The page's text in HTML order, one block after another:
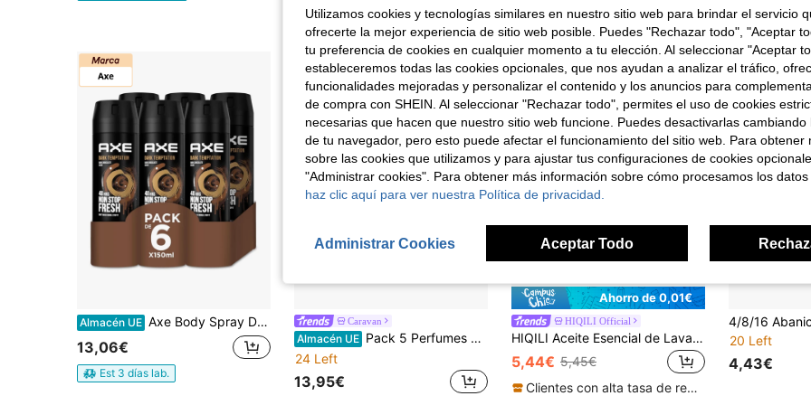
4-5 días hábiles
4-5 días
Almacén UE Axe Body Spray Dark Temptation Pack 6x150ml
13,06€
Est 3 días lab.
Caravan
Almacén UE Pack 5 Perfumes o Individual Mujer Saphir Spectrum Eau de Parfum 200 ml, Fragancia Floral, Larga Duración con Vaporizador, Ideal para Uso Diario y Regalo para Mujer
24 Left
13,95€
Ahorro de 0,01€
HIQILI Official
HIQILI Aceite Esencial de Lavanda Rosa Jazmín, 30mL/1.01 Fl.Oz. Aceite Puro de Eucalipto Árbol de Té Pachulí para Cuidado de Piel&Cabello Masaje Relajación Corporal Baño, También se Usa en Velas DIY& Fabricación de Jabón Difusor Purificador Regalos Hotel Dormitorio Fragancia del Hogar
5,44€ 5,45€
Clientes con alta tasa de repetición
20 Left
4,43€
Utilizamos cookies y tecnologías similares en nuestro sitio web para brindar el servicio
ofrecerte la mejor experiencia de sitio web posible. Puedes "Rechazar todo", "Aceptar
tu preferencia de cookies en cualquier momento a tu elección. Al seleccionar "Aceptar
estableceremos todas las cookies opcionales, que nos ayudan a analizar el tráfico,
funcionalidades mejoradas y personalizar el contenido y los anuncios para
de compra con SHEIN. Al seleccionar "Rechazar todo", permites el uso de cookies
necesarias que hacen que nuestro sitio web funcione. Puedes desactivarlas cambiando
de tu navegador, pero esto puede afectar el funcionamiento del sitio web. Para obtener
sobre las cookies que utilizamos y para ajustar tus configuraciones de cookies
"Administrar cookies". Para obtener más información sobre cómo procesamos los datos
haz clic aquí para ver nuestra Política de privacidad.
Administrar Cookies Aceptar Todo